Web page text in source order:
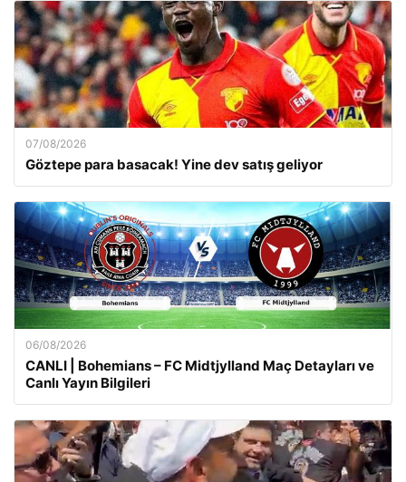
07/08/2026
Göztepe para basacak! Yine dev satış geliyor
06/08/2026
CANLI | Bohemians – FC Midtjylland Maç Detayları ve
Canlı Yayın Bilgileri